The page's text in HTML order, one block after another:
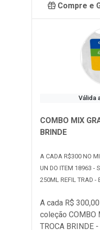
Compre e
Válida
COMBO MIX
BRINDE
A CADA R$300 NO
UN DO ITEM 18963 -
250ML REFIL TRAD -
A cada R$
coleção COMBO
TROCA BRINDE